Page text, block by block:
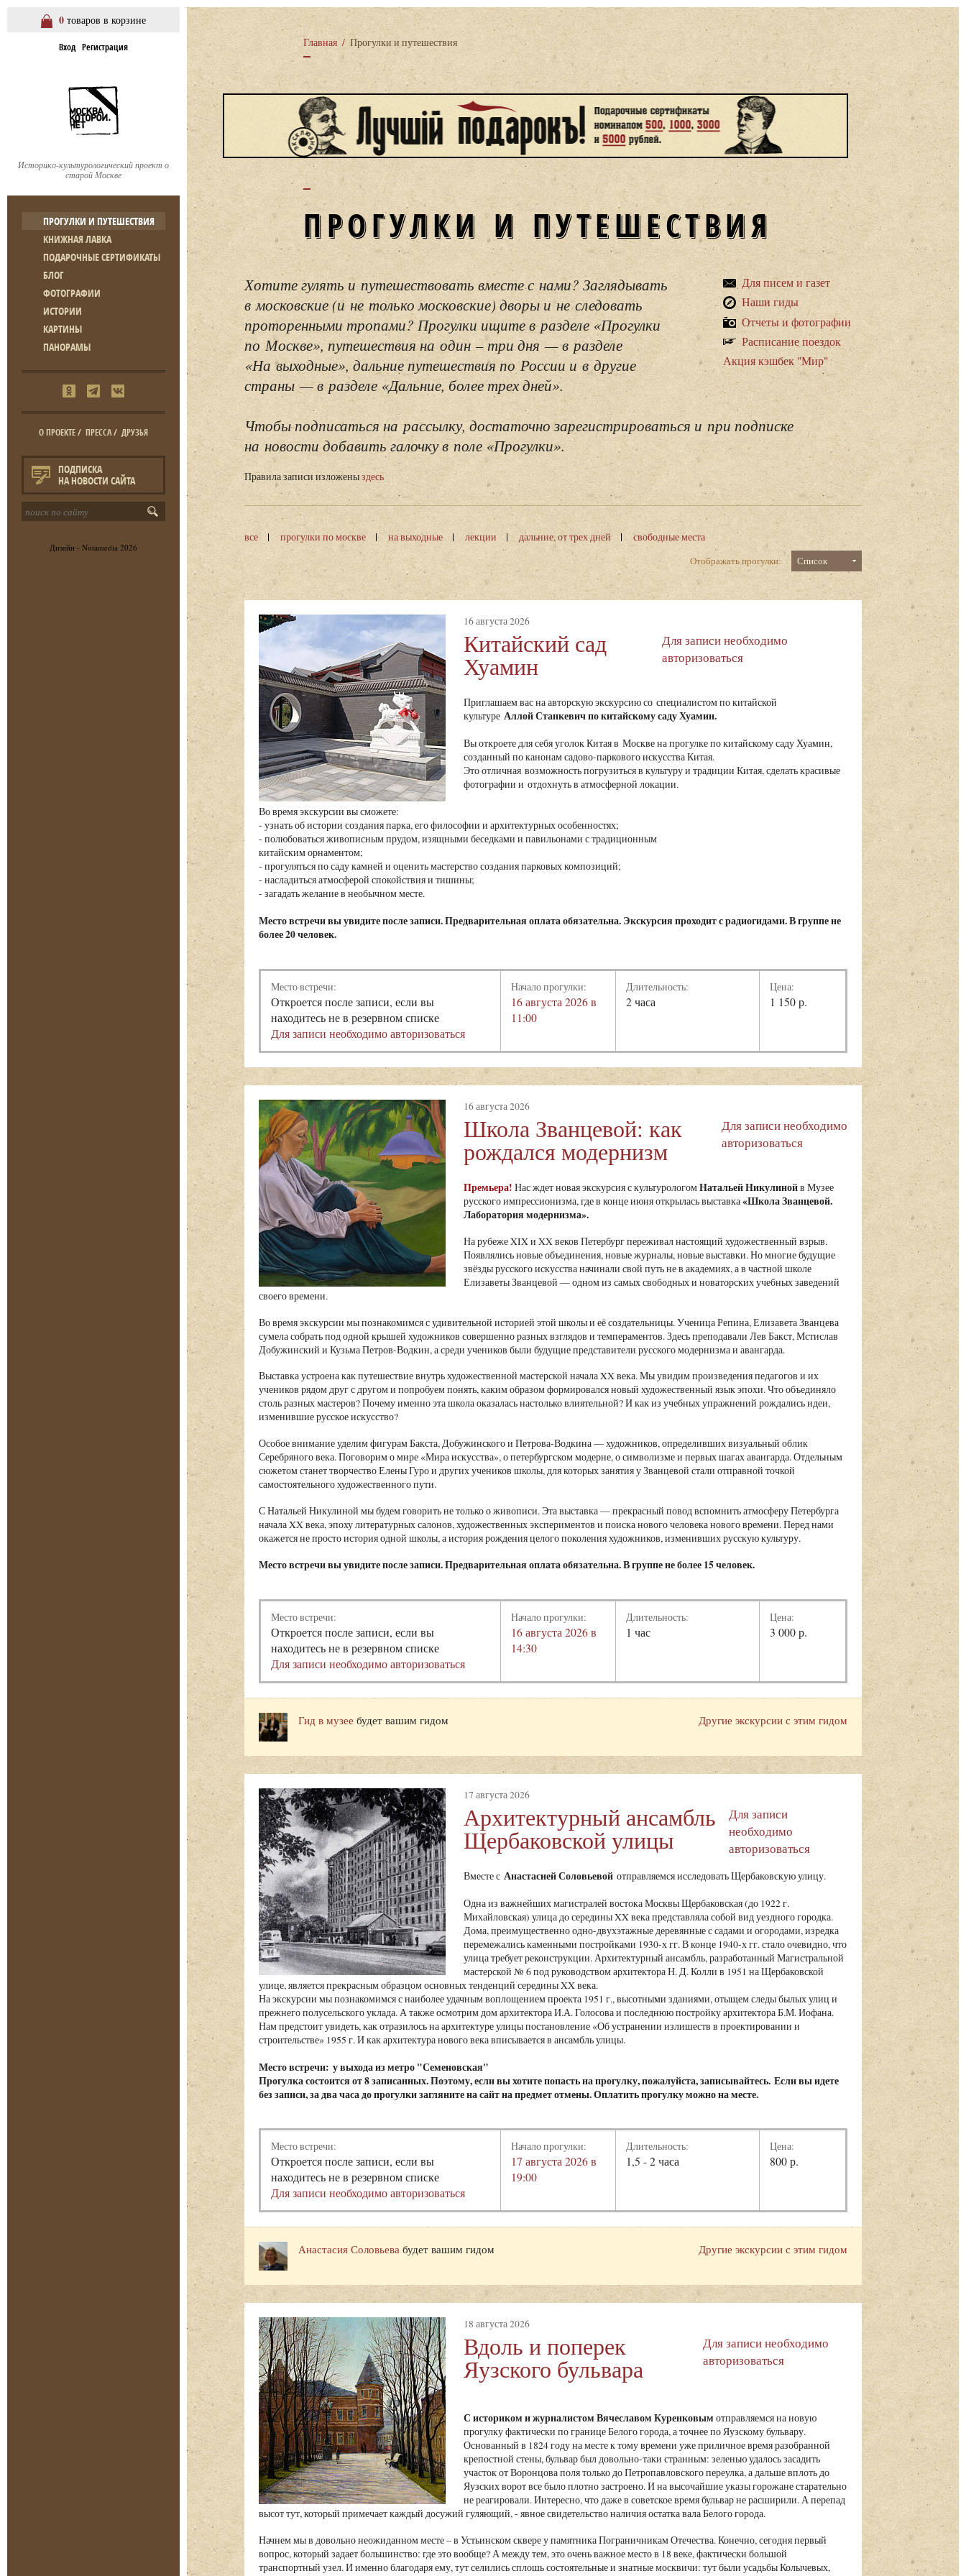
0 товаров в корзине
Вход Регистрация
Историко-культурологический проект о
старой Москве
ПРОГУЛКИ И ПУТЕШЕСТВИЯ
КНИЖНАЯ ЛАВКА
ПОДАРОЧНЫЕ СЕРТИФИКАТЫ
БЛОГ
ФОТОГРАФИИ
ИСТОРИИ
КАРТИНЫ
ПАНОРАМЫ
О ПРОЕКТЕ/ ПРЕССА/ ДРУЗЬЯ
ПОДПИСКА
НА НОВОСТИ САЙТА
Дизайн - Notamedia 2026
Главная / Прогулки и путешествия
ПРОГУЛКИ И ПУТЕШЕСТВИЯ
Для писем и газет
Наши гиды
Отчеты и фотографии
Расписание поездок
Акция кэшбек "Мир"
Хотите гулять и путешествовать вместе с нами? Заглядывать
в московские (и не только московские) дворы и не следовать
проторенными тропами? Прогулки ищите в разделе «Прогулки
по Москве», путешествия на один – три дня — в разделе
«На выходные», дальние путешествия по России и в другие
страны — в разделе «Дальние, более трех дней».
Чтобы подписаться на рассылку, достаточно зарегистрироваться и при подписке
на новости добавить галочку в поле «Прогулки».
Правила записи изложеныздесь
все прогулки по москве на выходные лекции дальние, от трех дней
свободные места
Отображать прогулки:
Список
16 августа 2026
Китайский сад
Хуамин
Для записи необходимо
авторизоваться
Приглашаем вас на авторскую экскурсию со специалистом по китайской
культуре Аллой Станкевичпо китайскому саду Хуамин.
Вы откроете для себя уголок Китая в Москве на прогулке по китайскому саду Хуамин,
созданный по канонам садово-паркового искусства Китая.
Это отличная возможность погрузиться в культуру и традиции Китая, сделать красивые
фотографии и отдохнуть в атмосферной локации.
Во время экскурсии вы сможете:
- узнать об истории создания парка, его философии и архитектурных особенностях;
- полюбоваться живописным прудом, изящными беседками и павильонами с традиционным
китайским орнаментом;
- прогуляться по саду камней и оценить мастерство создания парковых композиций;
- насладиться атмосферой спокойствия и тишины;
- загадать желание в необычном месте.
Место встречи вы увидите после записи. Предварительная оплата обязательна. Экскурсия проходит с радиогидами. В группе не
более 20 человек.
Место встречи:
Откроется после записи, если вы
находитесь не в резервном списке
Для записи необходимо авторизоваться
Начало прогулки:
16 августа 2026 в
11:00
Длительность:
2 часа
Цена:
1 150 р.
16 августа 2026
Школа Званцевой: как
рождался модернизм
Для записи необходимо
авторизоваться
Премьера! Нас ждет новая экскурсия с культурологомНатальей Никулинойв Музее
русского импрессионизма, где в конце июня открылась выставка«Школа Званцевой.
Лаборатория модернизма».
На рубеже XIX и XX веков Петербург переживал настоящий художественный взрыв.
Появлялись новые объединения, новые журналы, новые выставки. Но многие будущие
звёзды русского искусства начинали свой путь не в академиях, а в частной школе
Елизаветы Званцевой — одном из самых свободных и новаторских учебных заведений
своего времени.
Во время экскурсии мы познакомимся с удивительной историей этой школы и её создательницы. Ученица Репина, Елизавета Званцева
сумела собрать под одной крышей художников совершенно разных взглядов и темпераментов. Здесь преподавали Лев Бакст, Мстислав
Добужинский и Кузьма Петров-Водкин, а среди учеников были будущие представители русского модернизма и авангарда.
Выставка устроена как путешествие внутрь художественной мастерской начала XX века. Мы увидим произведения педагогов и их
учеников рядом друг с другом и попробуем понять, каким образом формировался новый художественный язык эпохи. Что объединяло
столь разных мастеров? Почему именно эта школа оказалась настолько влиятельной? И как из учебных упражнений рождались идеи,
изменившие русское искусство?
Особое внимание уделим фигурам Бакста, Добужинского и Петрова-Водкина — художников, определивших визуальный облик
Серебряного века. Поговорим о мире «Мира искусства», о петербургском модерне, о символизме и первых шагах авангарда. Отдельным
сюжетом станет творчество Елены Гуро и других учеников школы, для которых занятия у Званцевой стали отправной точкой
самостоятельного художественного пути.
С Натальей Никулиной мы будем говорить не только о живописи. Эта выставка — прекрасный повод вспомнить атмосферу Петербурга
начала XX века, эпоху литературных салонов, художественных экспериментов и поиска нового человека нового времени. Перед нами
окажется не просто история одной школы, а история рождения целого поколения художников, изменивших русскую культуру.
Место встречи вы увидите после записи. Предварительная оплата обязательна. В группе не более 15 человек.
Место встречи:
Откроется после записи, если вы
находитесь не в резервном списке
Для записи необходимо авторизоваться
Начало прогулки:
16 августа 2026 в
14:30
Длительность:
1 час
Цена:
3 000 р.
Другие экскурсии с этим гидом
Гид в музее будет вашим гидом
17 августа 2026
Архитектурный ансамбль
Щербаковской улицы
Для записи
необходимо
авторизоваться
Вместе с Анастасией Соловьевой отправляемся исследовать Щербаковскую улицу.
Одна из важнейших магистралей востока Москвы Щербаковская (до 1922 г.
Михайловская) улица до середины XX века представляла собой вид уездного городка.
Дома, преимущественно одно-двухэтажные деревянные с садами и огородами, изредка
перемежались каменными постройками 1930-х гг. В конце 1940-х гг. стало очевидно, что
улица требует реконструкции. Архитектурный ансамбль, разработанный Магистральной
мастерской № 6 под руководством архитектора Н. Д. Колли в 1951 на Щербаковской
улице, является прекрасным образцом основных тенденций середины XX века.
На экскурсии мы познакомимся с наиболее удачным воплощением проекта 1951 г., высотными зданиями, отыщем следы былых улиц и
прежнего полусельского уклада. А также осмотрим дом архитектора И.А. Голосова и последнюю постройку архитектора Б.М. Иофана.
Нам предстоит увидеть, как отразилось на архитектуре улицы постановление «Об устранении излишеств в проектировании и
строительстве» 1955 г. И как архитектура нового века вписывается в ансамбль улицы.
Место встречи: у выхода из метро "Семеновская"
Прогулка состоится от 8 записанных. Поэтому, если вы хотите попасть на прогулку, пожалуйста, записывайтесь. Если вы идете
без записи, за два часа до прогулки загляните на сайт на предмет отмены. Оплатить прогулку можно на месте.
Место встречи:
Откроется после записи, если вы
находитесь не в резервном списке
Для записи необходимо авторизоваться
Начало прогулки:
17 августа 2026 в
19:00
Длительность:
1,5 - 2 часа
Цена:
800 р.
Другие экскурсии с этим гидом
Анастасия Соловьева будет вашим гидом
18 августа 2026
Вдоль и поперек
Яузского бульвара
Для записи необходимо
авторизоваться
С историком и журналистом Вячеславом Куренковым отправляемся на новую
прогулку фактически по границе Белого города, а точнее по Яузскому бульвару.
Основанный в 1824 году на месте к тому времени уже приличное время разобранной
крепостной стены, бульвар был довольно-таки странным: зеленью удалось засадить
участок от Воронцова поля только до Петропавловского переулка, а дальше вплоть до
Яузских ворот все было плотно застроено. И на высочайшие указы горожане старательно
не реагировали. Интересно, что даже в советское время бульвар не расширили. А перепад
высот тут, который примечает каждый досужий гуляющий, - явное свидетельство наличия остатка вала Белого города.
Начнем мы в довольно неожиданном месте – в Устьинском сквере у памятника Пограничникам Отечества. Конечно, сегодня первый
вопрос, который задает большинство: где это вообще? А между тем, это очень важное место в 18 веке, фактически большой
транспортный узел. И именно благодаря ему, тут селились сплошь состоятельные и знатные москвичи: тут были усадьбы Колычевых,